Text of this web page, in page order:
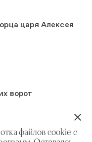
файлов cookie с
царя Алексея
ворот